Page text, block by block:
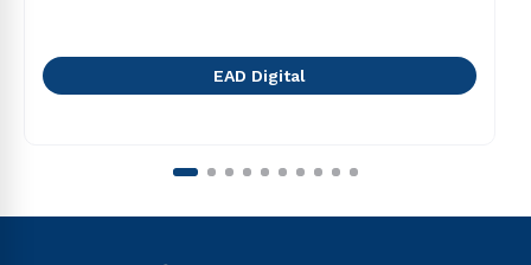
EAD Digital